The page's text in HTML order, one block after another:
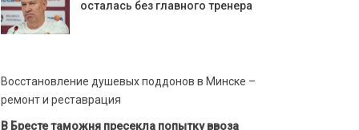
осталась без главного тренера
Восстановление душевых поддонов в Минске –
ремонт и реставрация
В Бресте таможня пресекла попытку ввоза